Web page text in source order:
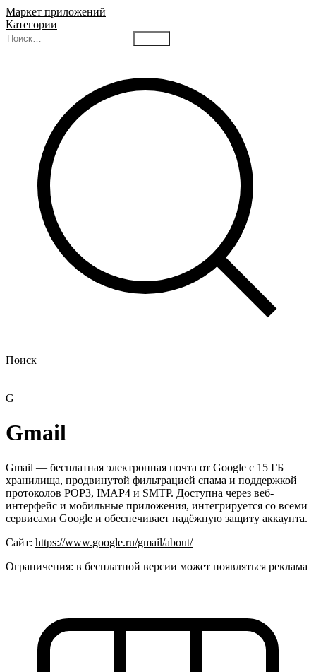
Маркет приложений
Категории
Поиск
G
Gmail
Gmail — бесплатная электронная почта от Google с 15 ГБ
хранилища, продвинутой фильтрацией спама и поддержкой
протоколов POP3, IMAP4 и SMTP. Доступна через веб-
интерфейс и мобильные приложения, интегрируется со всеми
сервисами Google и обеспечивает надёжную защиту аккаунта.
Сайт: https://www.google.ru/gmail/about/
Ограничения: в бесплатной версии может появляться реклама